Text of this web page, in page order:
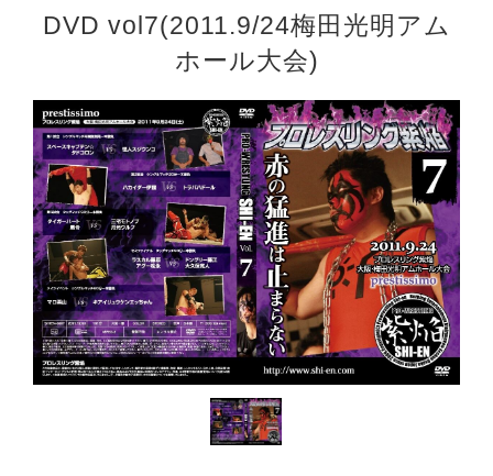
DVD vol7(2011.9/24梅田光明アム
ホール大会)